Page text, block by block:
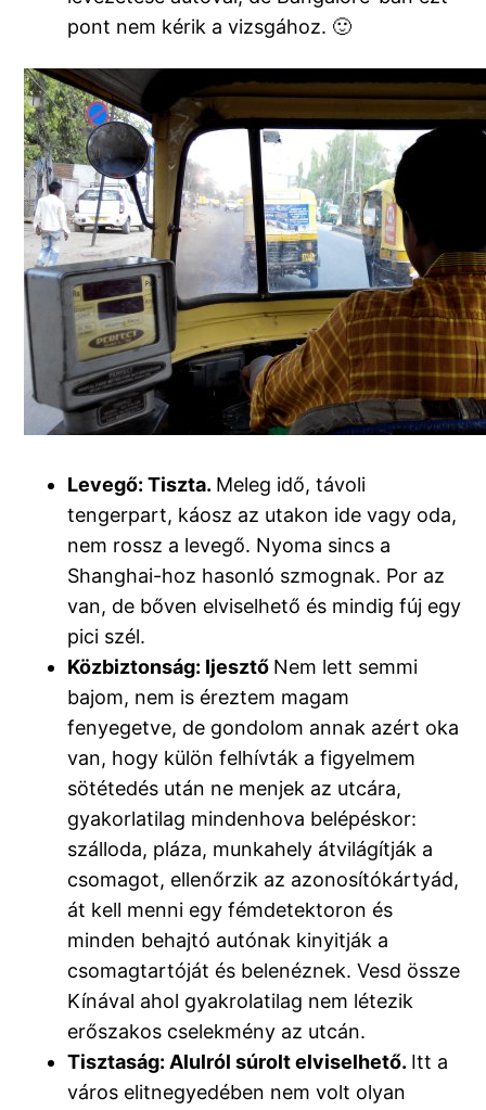
pont nem kérik a vizsgához. 🙂
Levegő: Tiszta. Meleg idő, távoli
tengerpart, káosz az utakon ide vagy oda,
nem rossz a levegő. Nyoma sincs a
Shanghai-hoz hasonló szmognak. Por az
van, de bőven elviselhető és mindig fúj egy
pici szél.
Közbiztonság: Ijesztő Nem lett semmi
bajom, nem is éreztem magam
fenyegetve, de gondolom annak azért oka
van, hogy külön felhívták a figyelmem
sötétedés után ne menjek az utcára,
gyakorlatilag mindenhova belépéskor:
szálloda, pláza, munkahely átvilágítják a
csomagot, ellenőrzik az azonosítókártyád,
át kell menni egy fémdetektoron és
minden behajtó autónak kinyitják a
csomagtartóját és belenéznek. Vesd össze
Kínával ahol gyakrolatilag nem létezik
erőszakos cselekmény az utcán.
Tisztaság: Alulról súrolt elviselhető. Itt a
város elitnegyedében nem volt olyan